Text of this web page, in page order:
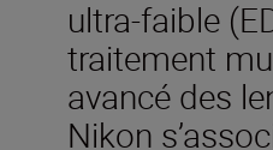
ultra-faible
traitement
avancé des
Nikon